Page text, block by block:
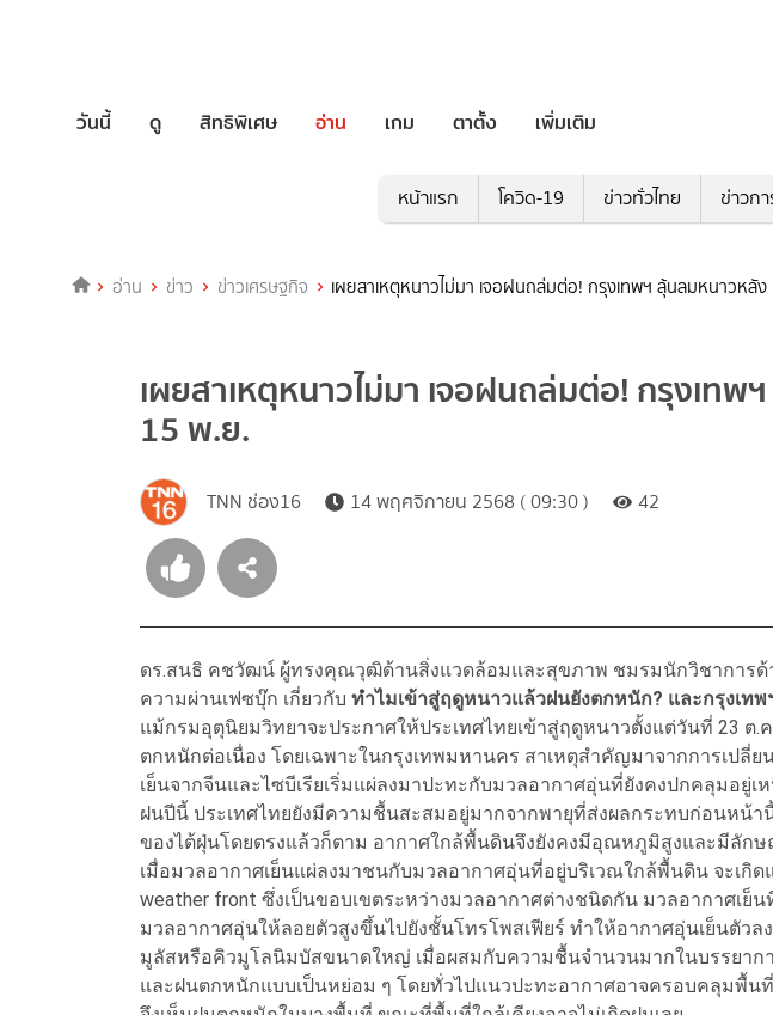
วันนี้ ดู สิทธิพิเศษ อ่าน เกม ตาตั้ง เพิ่มเติม
หน้าแรก โควิด-19 ข่าวทั่วไทย ข่าวก
อ่าน ข่าว ข่าวเศรษฐกิจ เผยสาเหตุหนาวไม่มา เจอฝนถล่มต่อ! กรุงเทพฯ ลุ้นลมหนาวหลั
เผยสาเหตุหนาวไม่มา เจอฝนถล่มต่อ! กรุงเท
15 พ.ย.
TNN ช่อง16 14 พฤศจิกายน 2568 ( 09:30 ) 42
ดร.สนธิ คชวัฒน์ ผู้ทรงคุณวุฒิด้านสิ่งแวดล้อมและสุขภาพ ชมรมนักวิชาการด้
ความผ่านเฟซบุ๊ก เกี่ยวกับ ทำไมเข้าสู่ฤดูหนาวแล้วฝนยังตกหนัก? และกรุงเทพ
แม้กรมอุตุนิยมวิทยาจะประกาศให้ประเทศไทยเข้าสู่ฤดูหนาวตั้งแต่วันที่ 23 ต.
ตกหนักต่อเนื่อง โดยเฉพาะในกรุงเทพมหานคร สาเหตุสำคัญมาจากการเปลี่
เย็นจากจีนและไซบีเรียเริ่มแผ่ลงมาปะทะกับมวลอากาศอุ่นที่ยังคงปกคลุมอยู่เ
ฝนปีนี้ ประเทศไทยยังมีความชื้นสะสมอยู่มากจากพายุที่ส่งผลกระทบก่อนหน้
ของไต้ฝุ่นโดยตรงแล้วก็ตาม อากาศใกล้พื้นดินจึงยังคงมีอุณหภูมิสูงและมีลัก
เมื่อมวลอากาศเย็นแผ่ลงมาชนกับมวลอากาศอุ่นที่อยู่บริเวณใกล้พื้นดิน จะเกิ
weather front ซึ่งเป็นขอบเขตระหว่างมวลอากาศต่างชนิดกัน มวลอากาศเย็
มวลอากาศอุ่นให้ลอยตัวสูงขึ้นไปยังชั้นโทรโพสเฟียร์ ทำให้อากาศอุ่นเย็นตัวล
มูลัสหรือคิวมูโลนิมบัสขนาดใหญ่ เมื่อผสมกับความชื้นจำนวนมากในบรรยาก
และฝนตกหนักแบบเป็นหย่อม ๆ โดยทั่วไปแนวปะทะอากาศอาจครอบคลุมพื้นที่